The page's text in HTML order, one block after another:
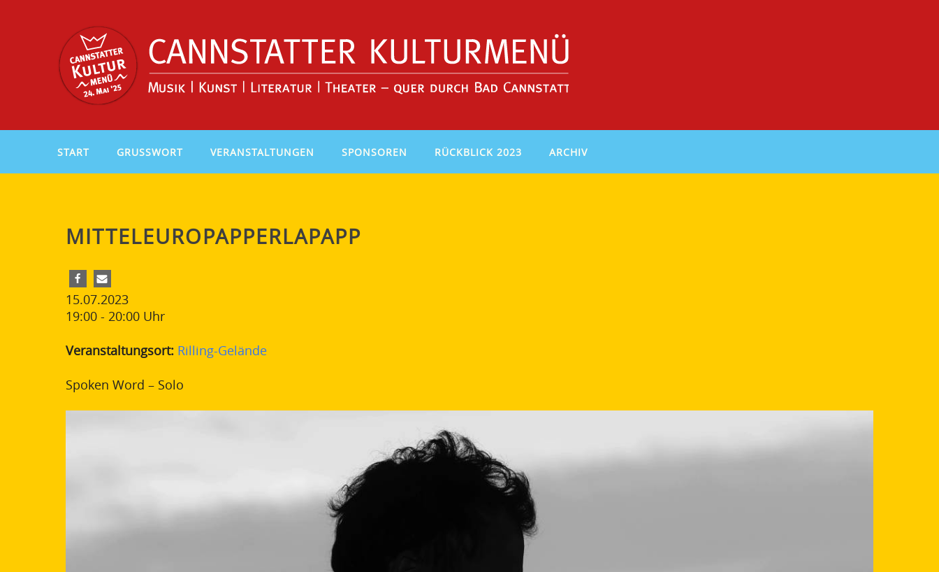
START GRUSSWORT VERANSTALTUNGEN SPONSOREN RÜCKBLICK 2023 ARCHIV
MITTELEUROPAPPERLAPAPP
15.07.2023
19:00 - 20:00Uhr
Veranstaltungsort: Rilling-Gelände
Spoken Word – Solo